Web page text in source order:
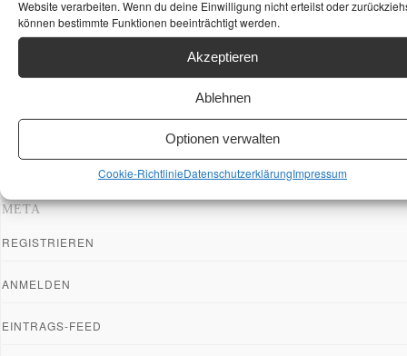
Website verarbeiten. Wenn du deine Einwilligung nicht erteilst oder
können bestimmte Funktionen beeinträchtigt werden.
Akzeptieren
Ablehnen
Optionen verwalten
Cookie-RichtlinieDatenschutzerklärungImpressum
META
REGISTRIEREN
ANMELDEN
EINTRAGS-FEED